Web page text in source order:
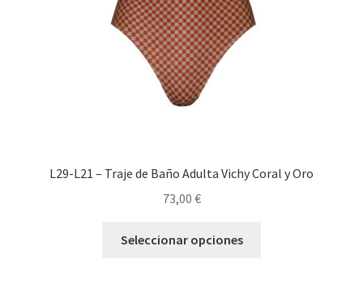
L29-L21 – Traje de Baño Adulta Vichy Coral y Oro
73,00 €
Seleccionar opciones